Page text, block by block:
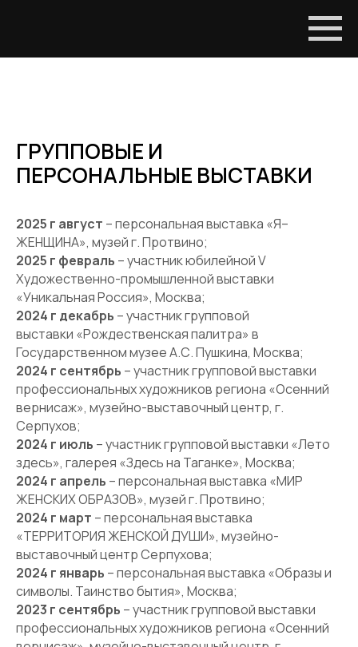
ГРУППОВЫЕ И
ПЕРСОНАЛЬНЫЕ ВЫСТАВКИ
2025 г август – персональная выставка «Я–
ЖЕНЩИНА», музей г. Протвино;
2025 г февраль – участник юбилейной V
Художественно-промышленной выставки
«Уникальная Россия», Москва;
2024 г декабрь – участник групповой
выставки «Рождественская палитра» в
Государственном музее А.С. Пушкина, Москва;
2024 г сентябрь – участник групповой выставки
профессиональных художников региона «Осенний
вернисаж», музейно-выставочный центр, г.
Серпухов;
2024 г июль – участник групповой выставки «Лето
здесь», галерея «Здесь на Таганке», Москва;
2024 г апрель – персональная выставка «МИР
ЖЕНСКИХ ОБРАЗОВ», музей г. Протвино;
2024 г март – персональная выставка
«ТЕРРИТОРИЯ ЖЕНСКОЙ ДУШИ», музейно-
выставочный центр Серпухова;
2024 г январь – персональная выставка «Образы и
символы. Таинство бытия», Москва;
2023 г сентябрь – участник групповой выставки
профессиональных художников региона «Осенний